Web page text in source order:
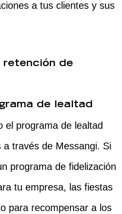
a tus clientes y sus
retención de
de lealtad
el programa de lealtad
través de Messangi. Si
programa de fidelización
tu empresa, las fiestas
para recompensar a los